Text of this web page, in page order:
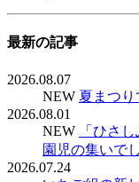
最新の記事
2026.08.07
NEW 夏まつり
2026.08.01
NEW
「ひさ
園児の集いで
2026.07.24